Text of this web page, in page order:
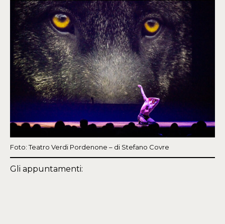
Foto: Teatro Verdi Pordenone – di Stefano Covre
Gli appuntamenti: